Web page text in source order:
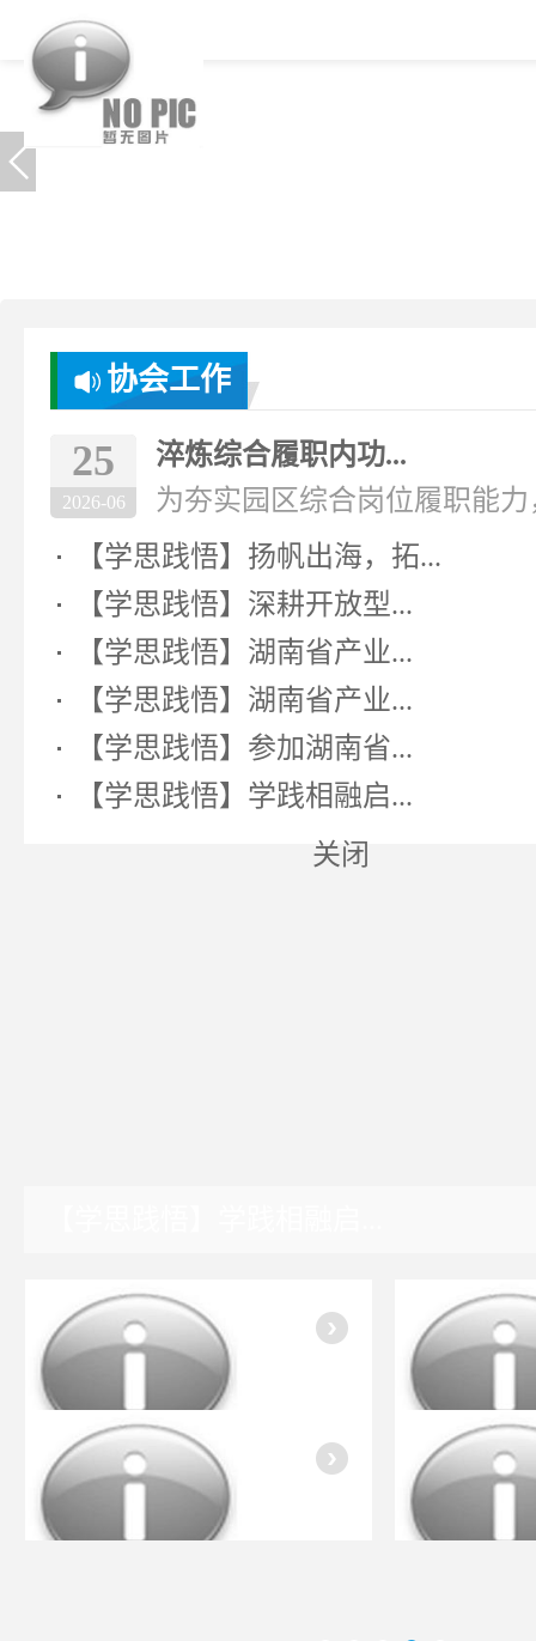
协会工作
25
2026-06
淬炼综合履职内功...
为夯实园区综合岗位履职能力
【学思践悟】扬帆出海，拓...
【学思践悟】深耕开放型...
【学思践悟】湖南省产业...
【学思践悟】湖南省产业...
【学思践悟】参加湖南省...
【学思践悟】学践相融启...
湖南园区
入会指南